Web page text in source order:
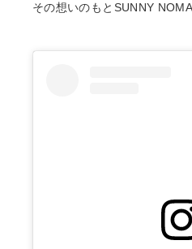
その想いのもとSUNNY